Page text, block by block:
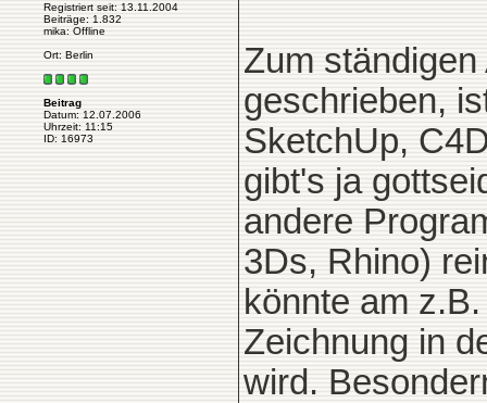
Registriert seit: 13.11.2004
Beiträge: 1.832
mika: Offline
Ort: Berlin
Beitrag
Datum: 12.07.2006
Uhrzeit: 11:15
ID: 16973
Zum
geschrieben,
SketchUp,
gibt's ja
andere
3Ds, Rhino)
könnte am
Zeichnung in
wird.